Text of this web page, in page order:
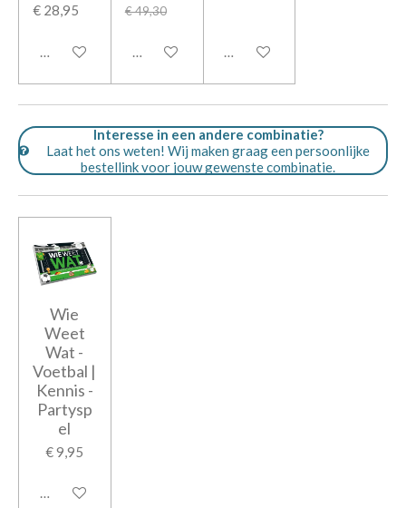
€ 28,95
In winkelwagen
€ 49,30
In winkelwagen In winkelwagen
Interesse in een andere combinatie?
Laat het ons weten! Wij maken graag een persoonlijke
bestellink voor jouw gewenste combinatie.
Wie
Weet
Wat -
Voetbal |
Kennis -
Partysp
el
€ 9,95
In winkelwagen